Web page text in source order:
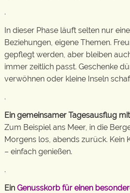
.
In dieser Phase läuft selten nur
Beziehungen, eigene Themen.
gepflegt werden, aber bleiben
immer zeitlich passt. Geschenke
verwöhnen oder kleine Inseln
.
Ein gemeinsamer Tagesausflug
Zum Beispiel ans Meer, in die
Morgens los, abends zurück. Kein
– einfach genießen.
.
Ein Genusskorb für einen